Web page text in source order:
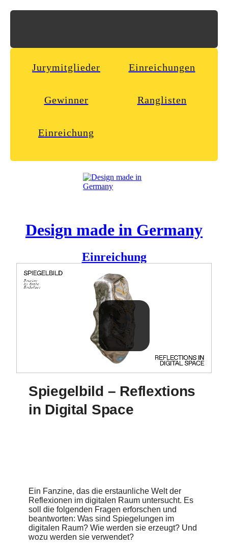
Jurymitglieder Einreichungen
Gewinner Ranglisten
Einreichung
Design made in Germany
Einreichung
Ein Fanzine, das die erstaunliche Welt der Reflexionen im
digitalen Raum untersucht. Es soll die folgenden Fragen
erforschen und beantworten: Was sind Spiegelungen im
digitalen Raum? Wie werden sie erzeugt? Und wozu werden
Studierendenprojekt vonSavio Banholzer
Spiegelbild – Reflextions
in Digital Space
Ein Fanzine, das die erstaunliche Welt der
Reflexionen im digitalen Raum untersucht. Es
soll die folgenden Fragen erforschen und
beantworten: Was sind Spiegelungen im
digitalen Raum? Wie werden sie erzeugt? Und
wozu werden sie verwendet?